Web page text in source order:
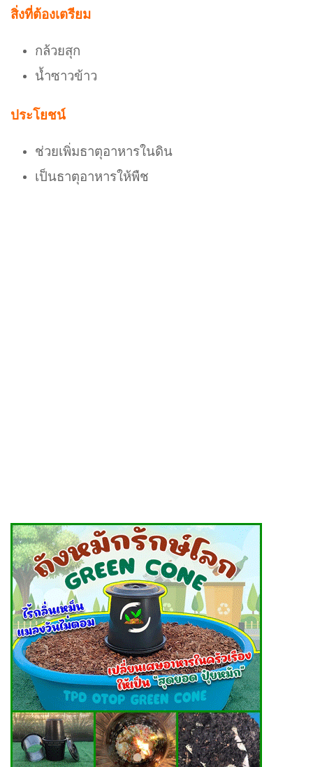
สิ่งที่ต้องเตรียม
กล้วยสุก
น้ำซาวข้าว
ประโยชน์
ช่วยเพิ่มธาตุอาหารในดิน
เป็นธาตุอาหารให้พืช